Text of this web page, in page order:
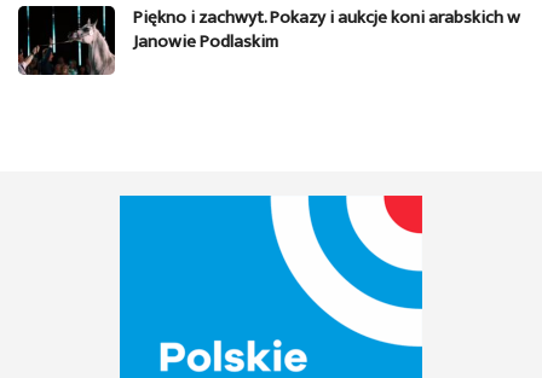
Piękno i zachwyt. Pokazy i aukcje koni arabskich w
Janowie Podlaskim